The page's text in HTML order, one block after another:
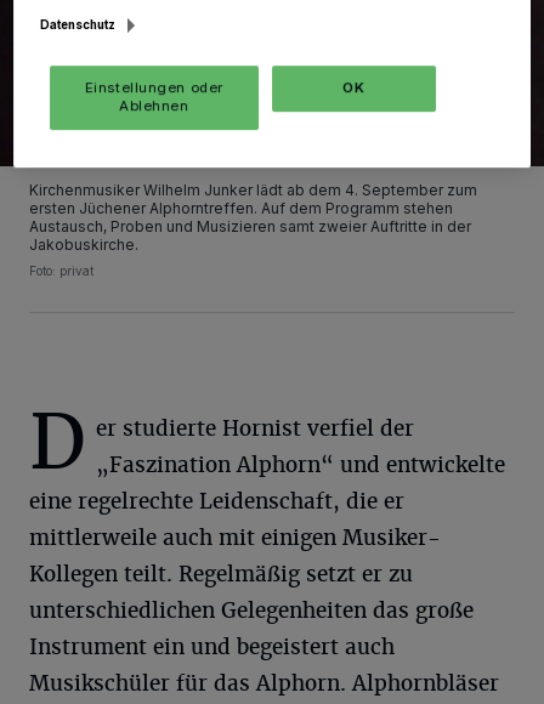
Kirchenmusiker Wilhelm Junker lädt ab dem 4. September zum
ersten Jüchener Alphorntreffen. Auf dem Programm stehen
Austausch, Proben und Musizieren samt zweier Auftritte in der
Jakobuskirche.
Foto: privat
D er studierte Hornist verfiel der
„Faszination Alphorn“ und entwickelte
eine regelrechte Leidenschaft, die er
mittlerweile auch mit einigen Musiker-
Kollegen teilt. Regelmäßig setzt er zu
unterschiedlichen Gelegenheiten das große
Instrument ein und begeistert auch
Musikschüler für das Alphorn. Alphornbläser
Datenschutz
Einstellungen oder
Ablehnen
OK